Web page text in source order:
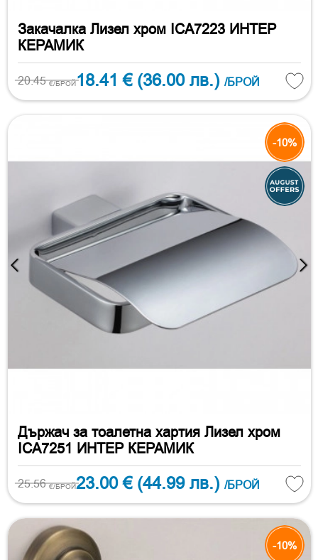
Закачалка Лизел хром ICA7223 ИНТЕР
КЕРАМИК
20.45€/БРОЙ18.41 € (36.00 лв.) /БРОЙ
-10%
Държач за тоалетна хартия Лизел хром
ICA7251 ИНТЕР КЕРАМИК
25.56€/БРОЙ23.00 € (44.99 лв.) /БРОЙ
-10%